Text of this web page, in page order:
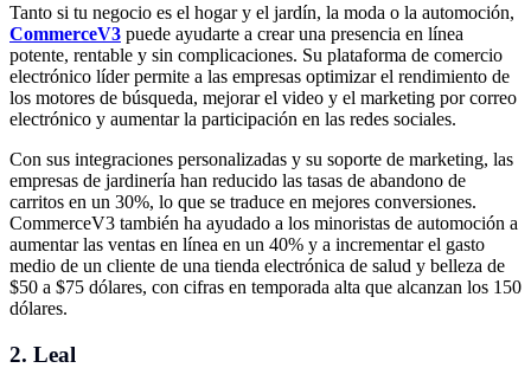
Tanto si tu negocio es el hogar y el jardín, la moda o la automoción,
CommerceV3 puede ayudarte a crear una presencia en línea
potente, rentable y sin complicaciones. Su plataforma de comercio
electrónico líder permite a las empresas optimizar el rendimiento de
los motores de búsqueda, mejorar el video y el marketing por correo
electrónico y aumentar la participación en las redes sociales.
Con sus integraciones personalizadas y su soporte de marketing, las
empresas de jardinería han reducido las tasas de abandono de
carritos en un 30%, lo que se traduce en mejores conversiones.
CommerceV3 también ha ayudado a los minoristas de automoción a
aumentar las ventas en línea en un 40% y a incrementar el gasto
medio de un cliente de una tienda electrónica de salud y belleza de
$50 a $75 dólares, con cifras en temporada alta que alcanzan los 150
dólares.
2. Leal